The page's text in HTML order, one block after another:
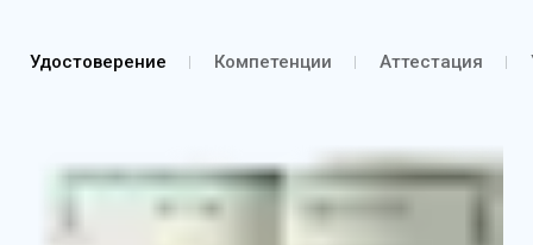
Удостоверение о повышении квалификации
Выписка из протокола об аттестации согласно
Удостоверение Компетенции Аттестация